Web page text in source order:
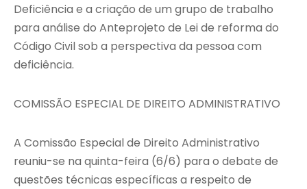
Deficiência e a criação de um grupo de trabalho
para análise do Anteprojeto de Lei de reforma do
Código Civil sob a perspectiva da pessoa com
deficiência.
COMISSÃO ESPECIAL DE DIREITO ADMINISTRATIVO
A Comissão Especial de Direito Administrativo
reuniu-se na quinta-feira (6/6) para o debate de
questões técnicas específicas a respeito de